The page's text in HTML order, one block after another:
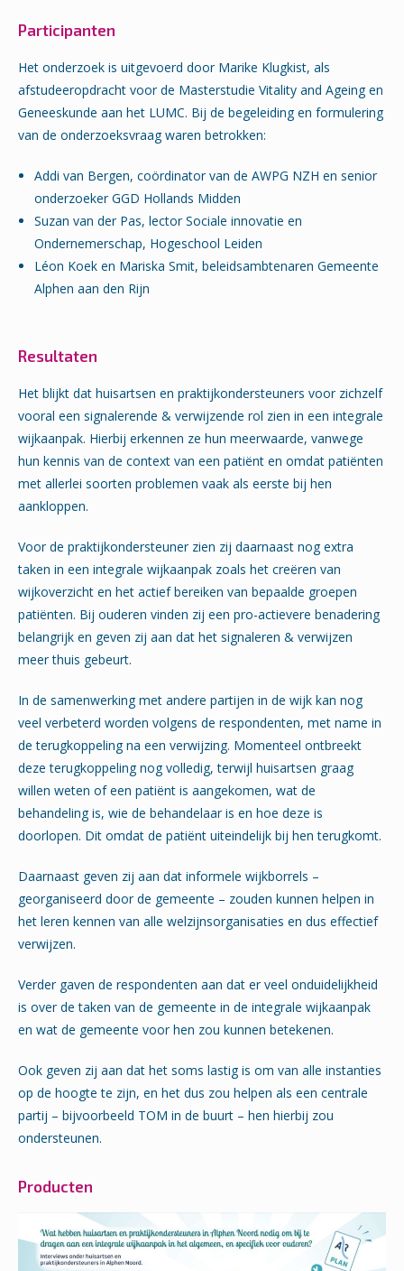
Participanten
Het onderzoek is uitgevoerd door Marike Klugkist, als
afstudeeropdracht voor de Masterstudie Vitality and Ageing en
Geneeskunde aan het LUMC. Bij de begeleiding en formulering
van de onderzoeksvraag waren betrokken:
Addi van Bergen, coördinator van de AWPG NZH en senior
onderzoeker GGD Hollands Midden
Suzan van der Pas, lector Sociale innovatie en
Ondernemerschap, Hogeschool Leiden
Léon Koek en Mariska Smit, beleidsambtenaren Gemeente
Alphen aan den Rijn
Resultaten
Het blijkt dat huisartsen en praktijkondersteuners voor zichzelf
vooral een signalerende & verwijzende rol zien in een integrale
wijkaanpak. Hierbij erkennen ze hun meerwaarde, vanwege
hun kennis van de context van een patiënt en omdat patiënten
met allerlei soorten problemen vaak als eerste bij hen
aankloppen.
Voor de praktijkondersteuner zien zij daarnaast nog extra
taken in een integrale wijkaanpak zoals het creëren van
wijkoverzicht en het actief bereiken van bepaalde groepen
patiënten. Bij ouderen vinden zij een pro-actievere benadering
belangrijk en geven zij aan dat het signaleren & verwijzen
meer thuis gebeurt.
In de samenwerking met andere partijen in de wijk kan nog
veel verbeterd worden volgens de respondenten, met name in
de terugkoppeling na een verwijzing. Momenteel ontbreekt
deze terugkoppeling nog volledig, terwijl huisartsen graag
willen weten of een patiënt is aangekomen, wat de
behandeling is, wie de behandelaar is en hoe deze is
doorlopen. Dit omdat de patiënt uiteindelijk bij hen terugkomt.
Daarnaast geven zij aan dat informele wijkborrels –
georganiseerd door de gemeente – zouden kunnen helpen in
het leren kennen van alle welzijnsorganisaties en dus effectief
verwijzen.
Verder gaven de respondenten aan dat er veel onduidelijkheid
is over de taken van de gemeente in de integrale wijkaanpak
en wat de gemeente voor hen zou kunnen betekenen.
Ook geven zij aan dat het soms lastig is om van alle instanties
op de hoogte te zijn, en het dus zou helpen als een centrale
partij – bijvoorbeeld TOM in de buurt – hen hierbij zou
ondersteunen.
Producten